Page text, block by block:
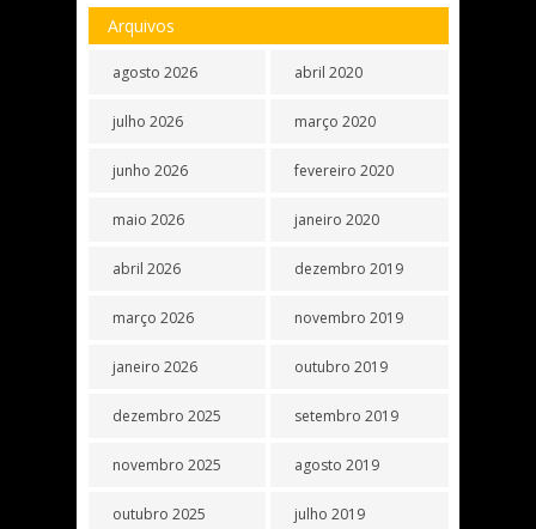
Arquivos
agosto 2026
julho 2026
junho 2026
maio 2026
abril 2026
março 2026
janeiro 2026
dezembro 2025
novembro 2025
outubro 2025
abril 2020
março 2020
fevereiro 2020
janeiro 2020
dezembro 2019
novembro 2019
outubro 2019
setembro 2019
agosto 2019
julho 2019